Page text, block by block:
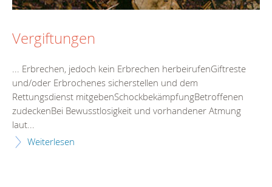
Vergiftungen
... Erbrechen, jedoch kein Erbrechen herbeirufenGiftreste
und/oder Erbrochenes sicherstellen und dem
Rettungsdienst mitgebenSchockbekämpfungBetroffenen
zudeckenBei Bewusstlosigkeit und vorhandener Atmung
laut...
Weiterlesen